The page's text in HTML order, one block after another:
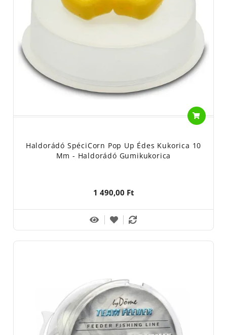
Haldorádó SpéciCorn Pop Up Édes Kukorica 10
Mm - Haldorádó Gumikukorica
1 490,00 Ft